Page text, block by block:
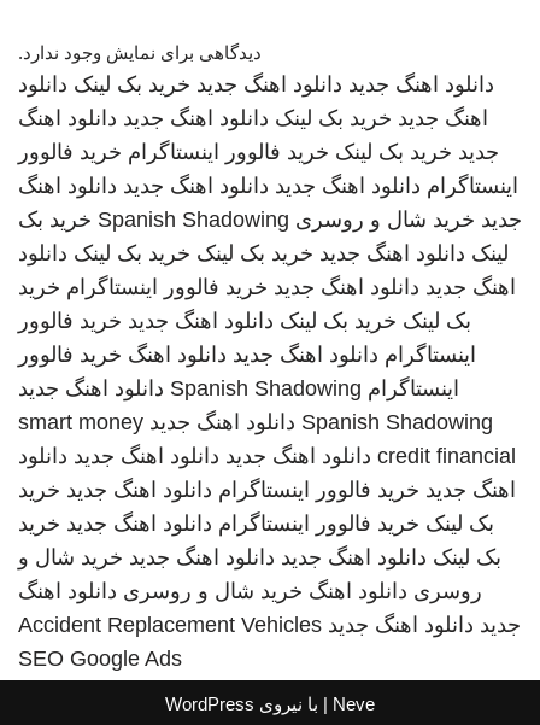
دیدگاهی برای نمایش وجود ندارد.
دانلود اهنگ جدید دانلود اهنگ جدید خرید بک لینک دانلود
اهنگ جدید خرید بک لینک دانلود اهنگ جدید دانلود اهنگ
جدید خرید بک لینک خرید فالوور اینستاگرام خرید فالوور
اینستاگرام دانلود اهنگ جدید دانلود اهنگ جدید دانلود اهنگ
جدید خرید شال و روسری Spanish Shadowing خرید بک
لینک دانلود اهنگ جدید خرید بک لینک خرید بک لینک دانلود
اهنگ جدید دانلود اهنگ جدید خرید فالوور اینستاگرام خرید
بک لینک خرید بک لینک دانلود اهنگ جدید خرید فالوور
اینستاگرام دانلود اهنگ جدید دانلود اهنگ خرید فالوور
اینستاگرام Spanish Shadowing دانلود اهنگ جدید
Spanish Shadowing دانلود اهنگ جدید smart money
credit financial دانلود اهنگ جدید دانلود اهنگ جدید دانلود
اهنگ جدید خرید فالوور اینستاگرام دانلود اهنگ جدید خرید
بک لینک خرید فالوور اینستاگرام دانلود اهنگ جدید خرید
بک لینک دانلود اهنگ جدید دانلود اهنگ جدید خرید شال و
روسری دانلود اهنگ خرید شال و روسری دانلود اهنگ
جدید دانلود اهنگ جدید Accident Replacement Vehicles
SEO Google Ads
Neve | با نیروی WordPress